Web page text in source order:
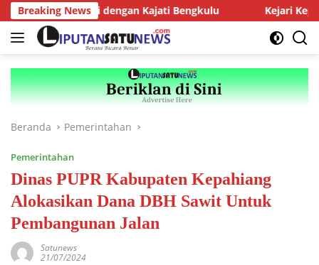
Langsung
ke
konten
Breaking News
Audiensi dengan Kajati Bengkulu Kejari Kepahiang
Beranda Pemerintahan
Pemerintahan
Dinas PUPR Kabupaten Kepahiang
Alokasikan Dana DBH Sawit Untuk
Pembangunan Jalan
Satunews
21/07/2024